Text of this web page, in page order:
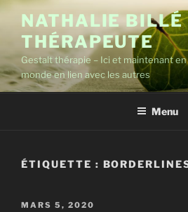
Aller
contenu
principal
NATHALIE BILLÉ
THÉRAPEUTE
Gestalt thérapie – Ici et maintenant
monde en lien avec les autres
Menu
ÉTIQUETTE :
PUBLIÉ
MARS 5, 2020